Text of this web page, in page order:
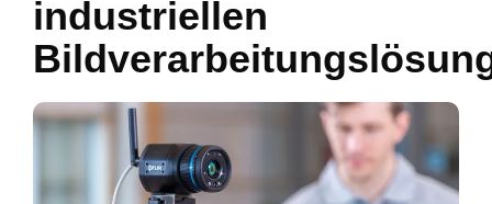
industriellen